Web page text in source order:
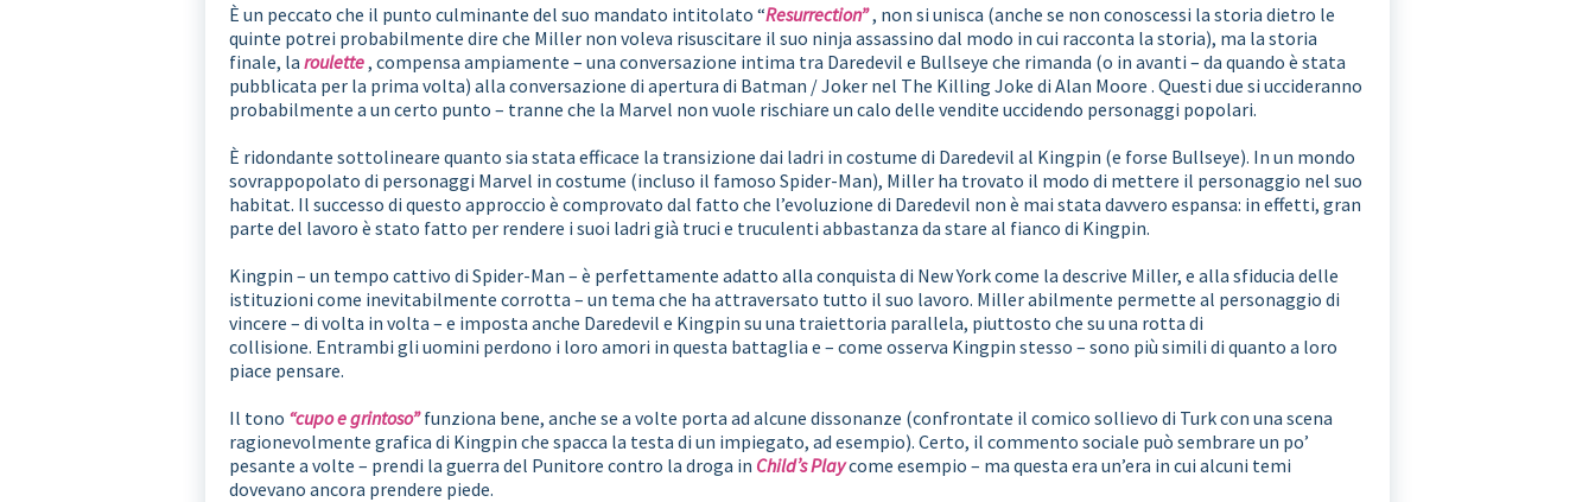
È un peccato che il punto culminante del suo mandato intitolato “Resurrection”, non si unisca (anche se non conoscessi la storia dietro le
quinte potrei probabilmente dire che Miller non voleva risuscitare il suo ninja assassino dal modo in cui racconta la storia), ma la storia
finale, laroulette, compensa ampiamente – una conversazione intima tra Daredevil e Bullseye che rimanda (o in avanti – da quando è stata
pubblicata per la prima volta) alla conversazione di apertura di Batman / Joker nel The Killing Joke di Alan Moore . Questi due si uccideranno
probabilmente a un certo punto – tranne che la Marvel non vuole rischiare un calo delle vendite uccidendo personaggi popolari.
È ridondante sottolineare quanto sia stata efficace la transizione dai ladri in costume di Daredevil al Kingpin (e forse Bullseye). In un mondo
sovrappopolato di personaggi Marvel in costume (incluso il famoso Spider-Man), Miller ha trovato il modo di mettere il personaggio nel suo
habitat. Il successo di questo approccio è comprovato dal fatto che l’evoluzione di Daredevil non è mai stata davvero espansa: in effetti, gran
parte del lavoro è stato fatto per rendere i suoi ladri già truci e truculenti abbastanza da stare al fianco di Kingpin.
Kingpin – un tempo cattivo di Spider-Man – è perfettamente adatto alla conquista di New York come la descrive Miller, e alla sfiducia delle
istituzioni come inevitabilmente corrotta – un tema che ha attraversato tutto il suo lavoro. Miller abilmente permette al personaggio di
vincere – di volta in volta – e imposta anche Daredevil e Kingpin su una traiettoria parallela, piuttosto che su una rotta di
collisione. Entrambi gli uomini perdono i loro amori in questa battaglia e – come osserva Kingpin stesso – sono più simili di quanto a loro
piace pensare.
Il tono “cupo e grintoso”funziona bene, anche se a volte porta ad alcune dissonanze (confrontate il comico sollievo di Turk con una scena
ragionevolmente grafica di Kingpin che spacca la testa di un impiegato, ad esempio). Certo, il commento sociale può sembrare un po’
pesante a volte – prendi la guerra del Punitore contro la droga in Child’s Playcome esempio – ma questa era un’era in cui alcuni temi
dovevano ancora prendere piede.